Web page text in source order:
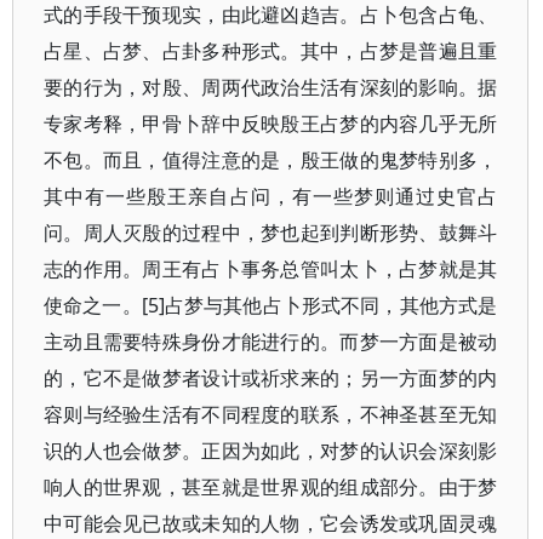
式的手段干预现实，由此避凶趋吉。占卜包含占龟、
占星、占梦、占卦多种形式。其中，占梦是普遍且重
要的行为，对殷、周两代政治生活有深刻的影响。据
专家考释，甲骨卜辞中反映殷王占梦的内容几乎无所
不包。而且，值得注意的是，殷王做的鬼梦特别多，
其中有一些殷王亲自占问，有一些梦则通过史官占
问。周人灭殷的过程中，梦也起到判断形势、鼓舞斗
志的作用。周王有占卜事务总管叫太卜，占梦就是其
使命之一。[5]占梦与其他占卜形式不同，其他方式是
主动且需要特殊身份才能进行的。而梦一方面是被动
的，它不是做梦者设计或祈求来的；另一方面梦的内
容则与经验生活有不同程度的联系，不神圣甚至无知
识的人也会做梦。正因为如此，对梦的认识会深刻影
响人的世界观，甚至就是世界观的组成部分。由于梦
中可能会见已故或未知的人物，它会诱发或巩固灵魂